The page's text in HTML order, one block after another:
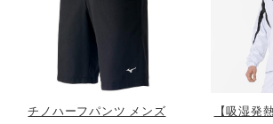
テニス／ソフトテニス
バドミントン
チノハーフパンツ メンズ
【吸湿発